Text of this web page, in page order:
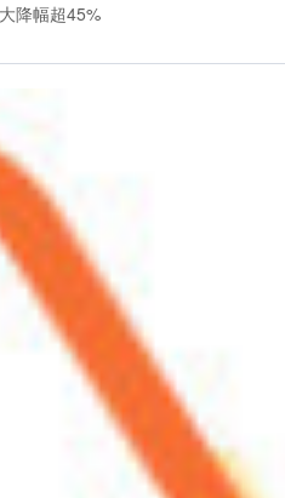
降幅超45%